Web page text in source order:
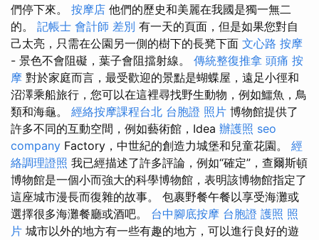
們停下來。 按摩店 他們的歷史和美麗在我國是獨一無二
的。 記帳士 會計師 差別 有一天的頁面，但是如果您對自
己太亮，只需在公園另一側的樹下的長凳下面 文心路 按摩
- 景色不會阻礙，葉子會阻擋射線。 傳統整復推拿 頭痛 按
摩 對於家庭而言，最受歡迎的景點是蝴蝶屋，遠足小徑和
沼澤乘船旅行，您可以在這裡尋找野生動物，例如鱷魚，鳥
類和海龜。 經絡按摩課程台北 台胞證 照片 博物館提供了
許多不同的互動空間，例如藝術館，Idea 辦護照 seo
company Factory，中世紀的創造力城堡和兒童花園。 經
絡調理證照 我已經描述了許多評論，例如“確定”，查爾斯頓
博物館是一個小而強大的科學博物館，表明該博物館指定了
這座城市漫長而復雜的故事。 包裹野餐午餐以享受海灘或
選擇很多海灘餐廳或酒吧。 台中腳底按摩 台胞證 護照 照
片 城市以外的地方有一些有趣的地方，可以進行良好的遊